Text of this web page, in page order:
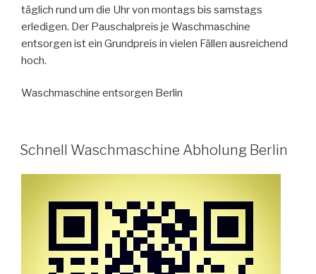
täglich rund um die Uhr von montags bis samstags
erledigen. Der Pauschalpreis je Waschmaschine
entsorgen ist ein Grundpreis in vielen Fällen ausreichend
hoch.
Waschmaschine entsorgen Berlin
VERÖFFENTLICHT
AM
Schnell Waschmaschine Abholung Berlin